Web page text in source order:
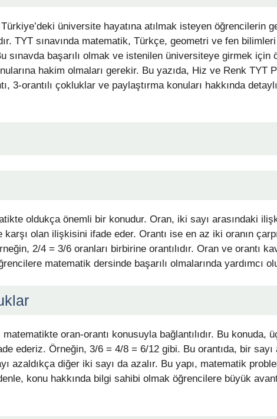
üniversite hayatına atılmak isteyen öğrencilerin
TYT sınavında matematik, Türkçe, geometri ve fen
sınavda başarılı olmak ve istenilen üniversiteye girmek için
hakim olmaları gerekir. Bu yazıda, Hiz ve Renk TYT
3-orantılı çokluklar ve paylaştırma konuları hakkında
oldukça önemli bir konudur. Oran, iki sayı arasındaki
karşı olan ilişkisini ifade eder. Orantı ise en az iki oranın
2/4 = 3/6 oranları birbirine orantılıdır. Oran ve orantı
matematik dersinde başarılı olmalarında yardımcı
oran-orantı konusuyla bağlantılıdır. Bu konuda,
ederiz. Örneğin, 3/6 = 4/8 = 6/12 gibi. Bu orantıda, bir sayı
azaldıkça diğer iki sayı da azalır. Bu yapı, matematik
konu hakkında bilgi sahibi olmak öğrencilere büyük